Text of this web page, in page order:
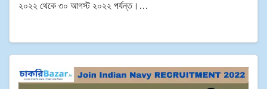
২০২২ থেকে ৩০ আগস্ট ২০২২ পর্যন্ত।…